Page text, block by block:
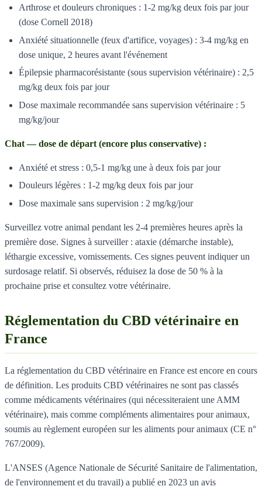
Arthrose et douleurs chroniques : 1-2 mg/kg deux fois par jour
(dose Cornell 2018)
Anxiété situationnelle (feux d'artifice, voyages) : 3-4 mg/kg en
dose unique, 2 heures avant l'événement
Épilepsie pharmacorésistante (sous supervision vétérinaire) : 2,5
mg/kg deux fois par jour
Dose maximale recommandée sans supervision vétérinaire : 5
mg/kg/jour
Chat — dose de départ (encore plus conservative) :
Anxiété et stress : 0,5-1 mg/kg une à deux fois par jour
Douleurs légères : 1-2 mg/kg deux fois par jour
Dose maximale sans supervision : 2 mg/kg/jour
Surveillez votre animal pendant les 2-4 premières heures après la
première dose. Signes à surveiller : ataxie (démarche instable),
léthargie excessive, vomissements. Ces signes peuvent indiquer un
surdosage relatif. Si observés, réduisez la dose de 50 % à la
prochaine prise et consultez votre vétérinaire.
Réglementation du CBD vétérinaire en
France
La réglementation du CBD vétérinaire en France est encore en cours
de définition. Les produits CBD vétérinaires ne sont pas classés
comme médicaments vétérinaires (qui nécessiteraient une AMM
vétérinaire), mais comme compléments alimentaires pour animaux,
soumis au règlement européen sur les aliments pour animaux (CE n°
767/2009).
L'ANSES (Agence Nationale de Sécurité Sanitaire de l'alimentation,
de l'environnement et du travail) a publié en 2023 un avis